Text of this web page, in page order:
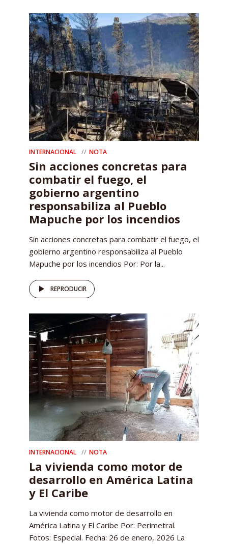
INTERNACIONAL NOTA
Sin acciones concretas para
combatir el fuego, el
gobierno argentino
responsabiliza al Pueblo
Mapuche por los incendios
Sin acciones concretas para combatir el fuego, el
gobierno argentino responsabiliza al Pueblo
Mapuche por los incendios Por: Por la...
REPRODUCIR
INTERNACIONAL NOTA
La vivienda como motor de
desarrollo en América Latina
y El Caribe
La vivienda como motor de desarrollo en
América Latina y El Caribe Por: Perimetral.
Fotos: Especial. Fecha: 26 de enero, 2026 La